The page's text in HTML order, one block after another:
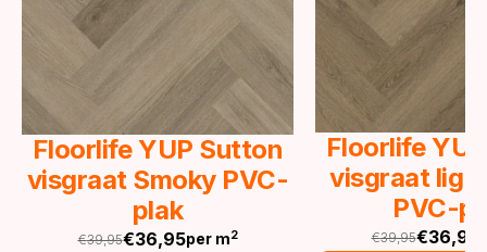
Floorlife YUP Sutton
visgraat Smoky PVC-
plak
€39,95€36,95per m2
Floorlife
visgraat
PVC-
€39,95€36,95